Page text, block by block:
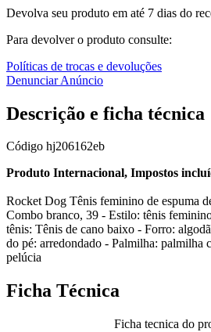
Devolva seu produto em até 7 dias do
Para devolver o produto consulte:
Políticas de trocas e devoluções
Denunciar Anúncio
Descrição e ficha técnica
Código hj206162eb
Produto Internacional, Impostos
Rocket Dog Tênis feminino de espuma
Combo branco, 39 - Estilo: tênis
tênis: Tênis de cano baixo - Forro:
do pé: arredondado - Palmilha: palmilha
pelúcia
Ficha Técnica
Ficha tecnica do